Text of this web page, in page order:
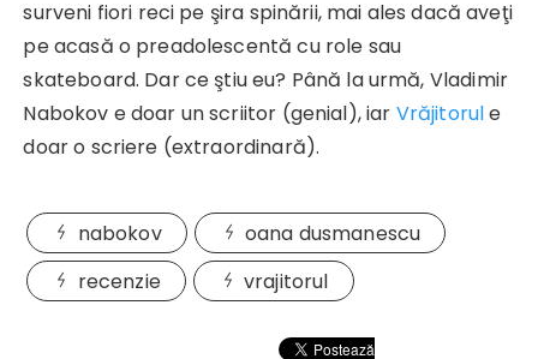
surveni fiori reci pe şira spinării, mai ales dacă aveţi
pe acasă o preadolescentă cu role sau
skateboard. Dar ce ştiu eu? Până la urmă, Vladimir
Nabokov e doar un scriitor (genial), iar Vrăjitorule
doar o scriere (extraordinară).
nabokov
oana dusmanescu
recenzie
vrajitorul